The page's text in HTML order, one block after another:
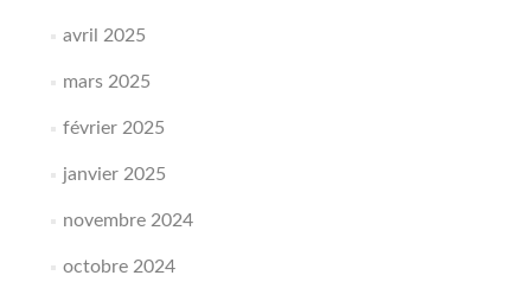
avril 2025
mars 2025
février 2025
janvier 2025
novembre 2024
octobre 2024